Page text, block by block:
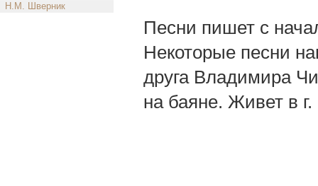
Н.М. Шверник
Песни пишет с
Некоторые песни
друга Владимира
на баяне. Живет в